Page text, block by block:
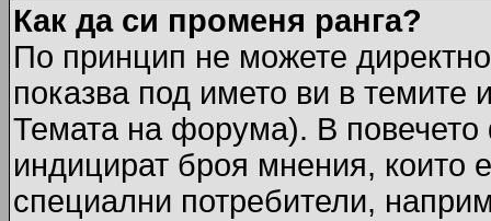
Как да си променя ранга?
По принцип не можете
показва под името ви в темите
Темата на форума). В повечето
индицират броя мнения, които
специални потребители,